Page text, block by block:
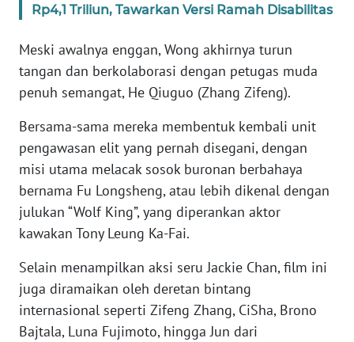
Rp4,1 Triliun, Tawarkan Versi Ramah Disabilitas
Meski awalnya enggan, Wong akhirnya turun
tangan dan berkolaborasi dengan petugas muda
penuh semangat, He Qiuguo (Zhang Zifeng).
Bersama-sama mereka membentuk kembali unit
pengawasan elit yang pernah disegani, dengan
misi utama melacak sosok buronan berbahaya
bernama Fu Longsheng, atau lebih dikenal dengan
julukan “Wolf King”, yang diperankan aktor
kawakan Tony Leung Ka-Fai.
Selain menampilkan aksi seru Jackie Chan, film ini
juga diramaikan oleh deretan bintang
internasional seperti Zifeng Zhang, CiSha, Brono
Bajtala, Luna Fujimoto, hingga Jun dari
JAKARTA
WN
JABAR
BANTEN
WN
WN
KEPRI
WN
PAPUA